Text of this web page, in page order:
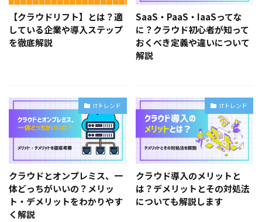
【クラウドリフト】とは？適
している企業や導入ステップ
を徹底解説
SaaS・PaaS・IaaSってな
に？クラウド初心者が知って
おくべき定義や違いについて
解説
ITトレンド
クラウドとオンプレミス、一
体どっちがいいの？メリッ
ト・デメリットをわかりやす
く解説
ITトレンド
クラウド導入のメリットと
は？デメリットとその対処法
についても解説します